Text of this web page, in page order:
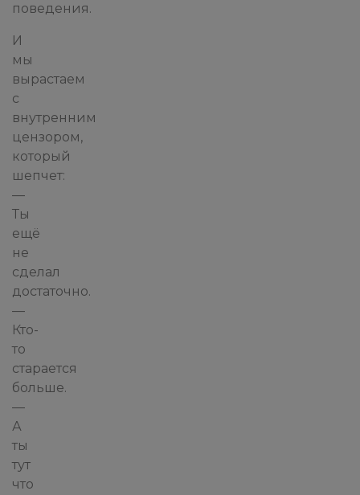
поведения.
И
мы
вырастаем
с
внутренним
цензором,
который
шепчет:
—
Ты
ещё
не
сделал
достаточно.
—
Кто-
то
старается
больше.
—
А
ты
тут
что